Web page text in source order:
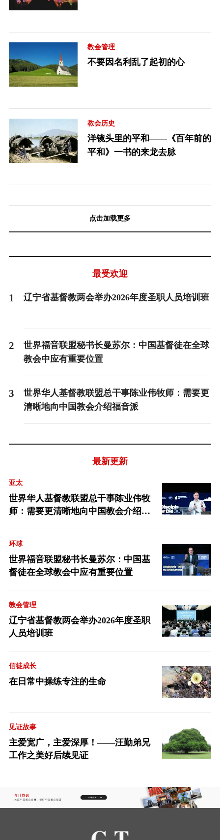
教会管理
不要因名利乱了起初的心
教会历史
洋镜头里的平和——《百年前的
平和》一书的来龙去脉
点击加载更多
最受欢迎
1 辽宁省基督教两会举办2026年度圣职人员培训班
2
世界福音联盟秘书长曼苏尔：中国基督徒在全球
教会中应有重要位置
3
世界华人基督教联盟总干事陈业伟牧师：需要更
清晰地向中国教会介绍福音派
最新更新
亚太
世界华人基督教联盟总干事陈业伟牧
师：需要更清晰地向中国教会介绍福
环球
世界福音联盟秘书长曼苏尔：中国基
督徒在全球教会中应有重要位置
教会管理
辽宁省基督教两会举办2026年度圣职
人员培训班
信徒成长
在日常中操练专注的生命
见证故事
主爱宽广，主爱深厚！——汪勤弟兄
工作之美好后续见证